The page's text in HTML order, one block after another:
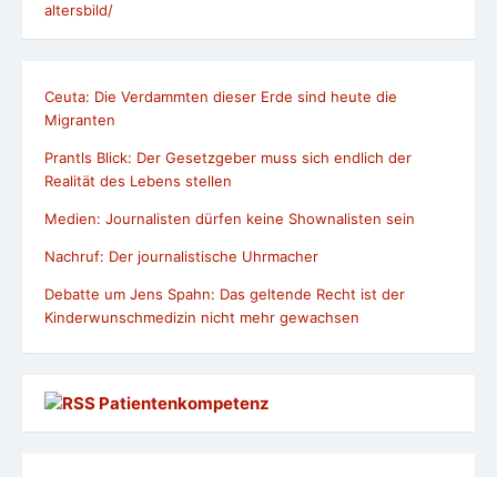
altersbild/
Ceuta: Die Verdammten dieser Erde sind heute die
Migranten
Prantls Blick: Der Gesetzgeber muss sich endlich der
Realität des Lebens stellen
Medien: Journalisten dürfen keine Shownalisten sein
Nachruf: Der journalistische Uhrmacher
Debatte um Jens Spahn: Das geltende Recht ist der
Kinderwunschmedizin nicht mehr gewachsen
Patientenkompetenz